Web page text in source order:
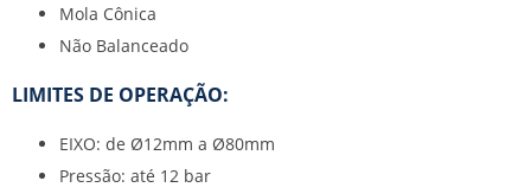
Mola Cônica
Não Balanceado
LIMITES DE OPERAÇÃO:
EIXO: de Ø12mm a Ø80mm
Pressão: até 12 bar